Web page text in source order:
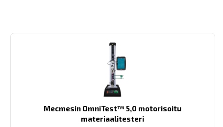
Mecmesin OmniTest™ 5,0 motorisoitu
materiaalitesteri